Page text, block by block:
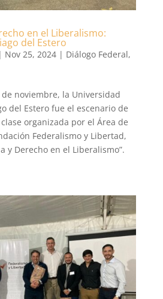
en el Liberalismo:
del Estero
Nov 25, 2024| Diálogo Federal,
noviembre, la Universidad
del Estero fue el escenario de
organizada por el Área de
Federalismo y Libertad,
y Derecho en el Liberalismo”.